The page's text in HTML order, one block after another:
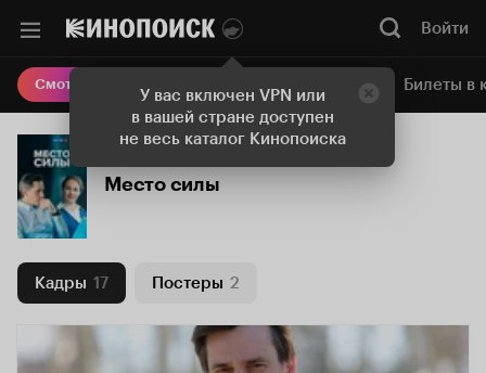
У вас включен VPN или
в вашей стране доступен
не весь каталог Кинопоиска
Войти
Смотреть кино Онлайн-кинотеатр Билеты в
Место силы
Кадры 17 Постеры 2